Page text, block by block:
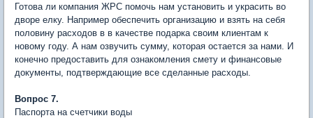
Готова ли компания ЖРС помочь нам установить и украсить во
дворе елку. Например обеспечить организацию и взять на себя
половину расходов в в качестве подарка своим клиентам к
новому году. А нам озвучить сумму, которая остается за нами. И
конечно предоставить для ознакомления смету и финансовые
документы, подтверждающие все сделанные расходы.
Вопрос 7.
Паспорта на счетчики воды